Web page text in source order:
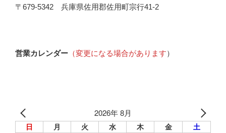
〒679-5342 兵庫県佐用郡佐用町宗行41-2
営業カレンダー （変更になる場合があります）
2026年 8月
日 月 火 水 木 金 土